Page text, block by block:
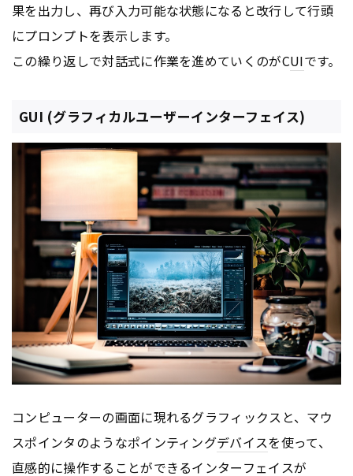
果を出力し、再び入力可能な状態になると改行して行頭
にプロンプトを表示します。
この繰り返しで対話式に作業を進めていくのがCUIです。
GUI (グラフィカルユーザーインターフェイス)
コンピューターの画面に現れるグラフィックスと、マウ
スポインタのようなポインティングデバイスを使って、
直感的に操作することができるインターフェイスが